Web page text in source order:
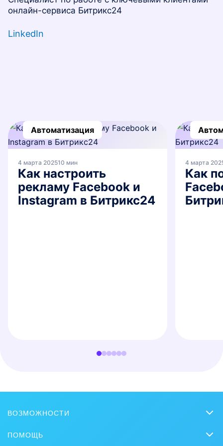
ВХОД
онлайн-сервиса Битрикс24
LinkedIn
Автоматизация
4 марта 202510 мин
Как настроить
рекламу Facebook и
Instagram в Битрикс24
4 марта
Как
ВОЗМОЖНОСТИ
Онлайн-офис
ПОМОЩЬ